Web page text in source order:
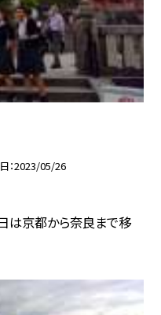
2023/05/26
は京都から奈良まで移